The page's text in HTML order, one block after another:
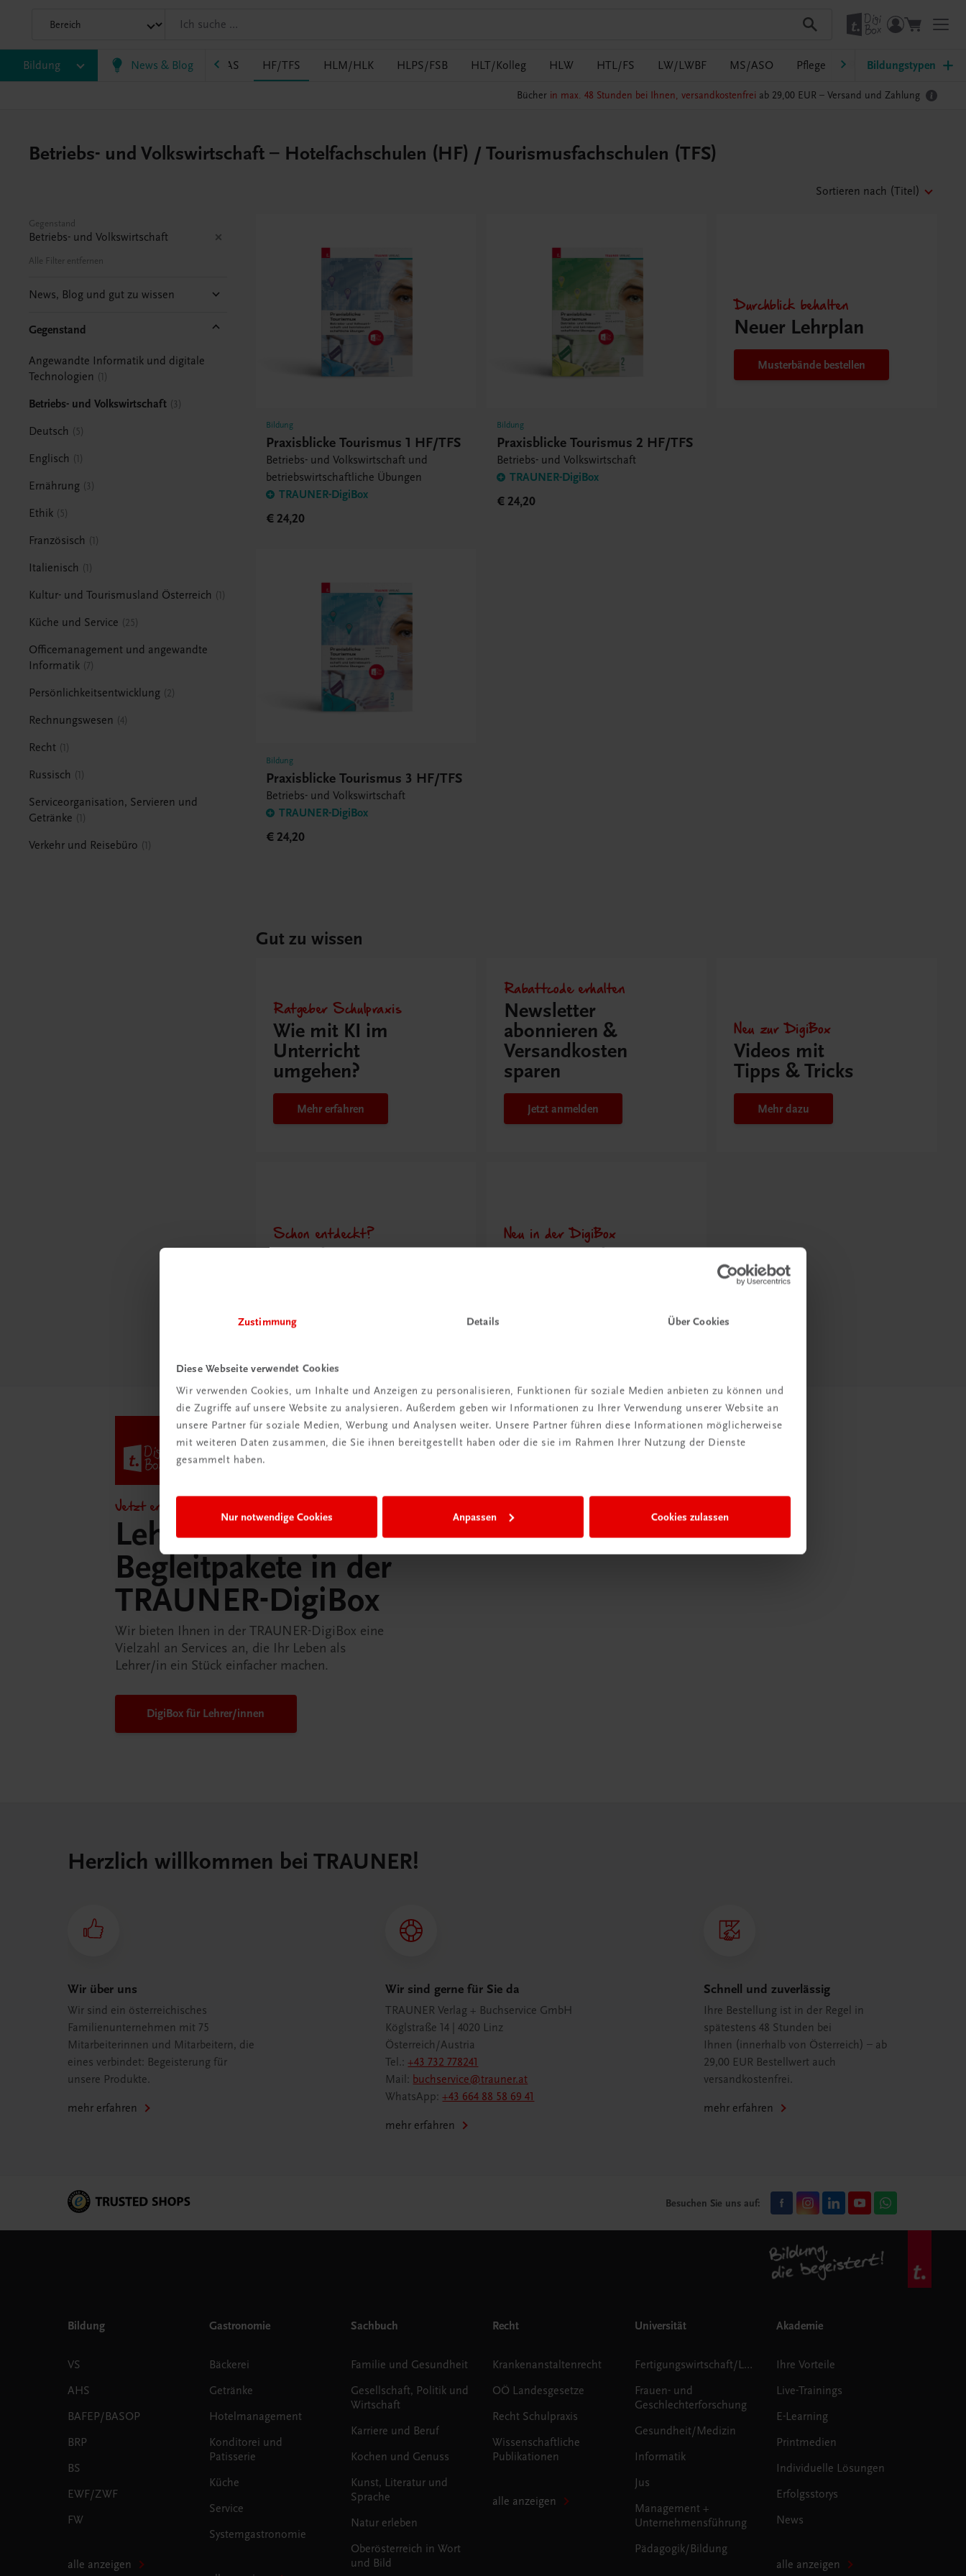
Zustimmung Details Über Cookies
Diese Webseite verwendet Cookies
Wir verwenden Cookies, um Inhalte und Anzeigen zu personalisieren, Funktionen für soziale Medien anbieten zu können und
die Zugriffe auf unsere Website zu analysieren. Außerdem geben wir Informationen zu Ihrer Verwendung unserer Website an
unsere Partner für soziale Medien, Werbung und Analysen weiter. Unsere Partner führen diese Informationen möglicherweise
mit weiteren Daten zusammen, die Sie ihnen bereitgestellt haben oder die sie im Rahmen Ihrer Nutzung der Dienste
gesammelt haben.
Nur notwendige Cookies Anpassen Cookies zulassen
Bildung News & Blog
BS EWF/ZWF FW HAK HAS HF/TFS HLM/HLK HLPS/FSB HLT/Kolleg HLW HTL/FS LW/LWBF MS/ASO Pflege PTS Südtirol
Bildungstypen
Bücher in max. 48 Stunden bei Ihnen, versandkostenfrei ab 29,00 EUR – Versand und Zahlung
Betriebs- und Volkswirtschaft – Hotelfachschulen (HF) / Tourismusfachschulen (TFS)
Sortieren nach (Titel)
Gegenstand
Betriebs- und Volkswirtschaft
Alle Filter entfernen
News, Blog und gut zu wissen
Gegenstand
Angewandte Informatik und digitale
Technologien
1
Betriebs- und Volkswirtschaft 3
Deutsch 5
Englisch 1
Ernährung 3
Ethik 5
Französisch 1
Italienisch 1
Kultur- und Tourismusland Österreich 1
Küche und Service 25
Officemanagement und angewandte
Informatik 7
Persönlichkeitsentwicklung 2
Rechnungswesen 4
Recht 1
Russisch 1
Serviceorganisation, Servieren und
Getränke
1
Verkehr und Reisebüro 1
Bildung
Praxisblicke Tourismus 1 HF/TFS
Betriebs- und Volkswirtschaft und
betriebswirtschaftliche Übungen
TRAUNER-DigiBox
€ 24,20
Bildung
Praxisblicke Tourismus 2 HF/TFS
Betriebs- und Volkswirtschaft
TRAUNER-DigiBox
€ 24,20
Durchblick behalten
Neuer Lehrplan
Musterbände bestellen
Bildung
Praxisblicke Tourismus 3 HF/TFS
Betriebs- und Volkswirtschaft
TRAUNER-DigiBox
€ 24,20
Gut zu wissen
Ratgeber Schulpraxis
Wie mit KI im
Unterricht
umgehen?
Mehr erfahren
Rabattcode erhalten
Newsletter
abonnieren &
Versandkosten
sparen
Jetzt anmelden
Neu zur DigiBox
Videos mit
Tipps & Tricks
Mehr dazu
Schon entdeckt?
Ratgeber
Neu in der DigiBox
Das „Digitale
Jetzt entdecken!
Lehrer/innen-
Begleitpakete in der
TRAUNER-DigiBox
Wir bieten Ihnen in der TRAUNER-DigiBox eine
Vielzahl an Services an, die Ihr Leben als
Lehrer/in ein Stück einfacher machen.
DigiBox für Lehrer/innen
Herzlich willkommen bei TRAUNER!
Wir über uns
Wir sind ein österreichisches
Familienunternehmen mit 75
Mitarbeiterinnen und Mitarbeitern, die
eines verbindet: Begeisterung für
unsere Produkte.
mehr erfahren
Wir sind gerne für Sie da
TRAUNER Verlag + Buchservice GmbH
Köglstraße 14 | 4020 Linz
Österreich/Austria
Tel.:+43 732 778241
Mail: buchservice@trauner.at
WhatsApp:+43 664 88 58 69 41
mehr erfahren
Schnell und zuverlässig
Ihre Bestellung ist in der Regel in
spätestens 48 Stunden bei
Ihnen (innerhalb von Österreich) – ab
29,00 EUR Bestellwert auch
versandkostenfrei.
mehr erfahren
Besuchen Sie uns auf:
Bildung
VS
AHS
BAFEP/BASOP
BRP
BS
EWF/ZWF
FW
alle anzeigen
Gastronomie
Bäckerei
Getränke
Hotelmanagement
Konditorei und
Patisserie
Küche
Service
Systemgastronomie
Sachbuch
Familie und Gesundheit
Gesellschaft, Politik und
Wirtschaft
Karriere und Beruf
Kochen und Genuss
Kunst, Literatur und
Sprache
Natur erleben
Oberösterreich in Wort
und Bild
Recht
Krankenanstaltenrecht
OÖ Landesgesetze
Recht Schulpraxis
Wissenschaftliche
Publikationen
alle anzeigen
Universität
Fertigungswirtschaft/Logistik
Frauen- und
Geschlechterforschung
Gesundheit/Medizin
Informatik
Jus
Management +
Unternehmensführung
Pädagogik/Bildung
Akademie
Ihre Vorteile
Live-Trainings
E-Learning
Printmedien
Individuelle Lösungen
Erfolgsstorys
News
alle anzeigen